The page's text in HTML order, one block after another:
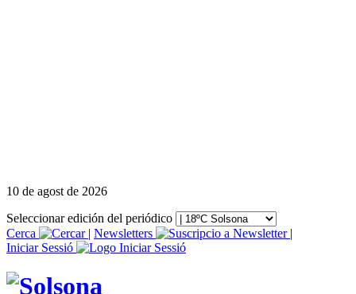
10 de agost de 2026
Seleccionar edición del periódico
Cerca
| Newsletters
|
Iniciar Sessió